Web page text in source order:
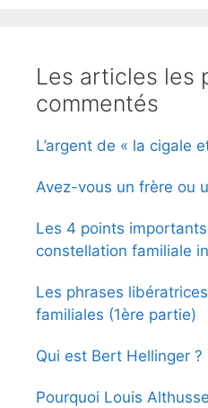
Les articles les
commentés
L’argent de « la cigale
Avez-vous un frère ou
Les 4 points importants
constellation familiale
Les phrases
familiales (1ère partie)
Qui est Bert Hellinger ?
Pourquoi Louis